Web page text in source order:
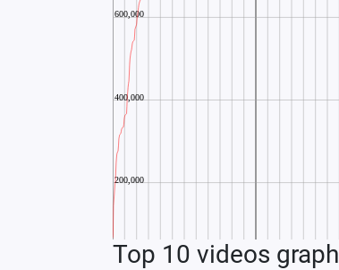
Top 10 videos graph